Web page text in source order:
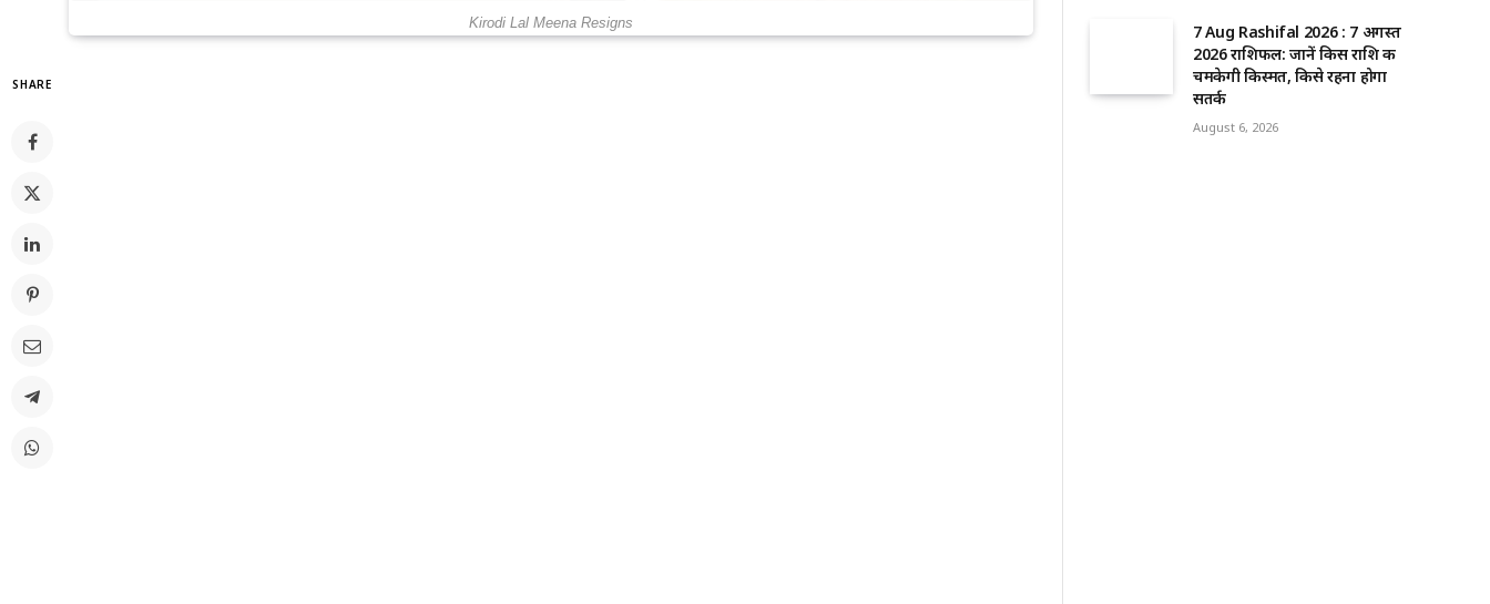
Kirodi Lal Meena Resigns
SHARE
7 Aug Rashifal 2026 : 7 अगस्त
2026 राशिफल: जानें किस राशि की
चमकेगी किस्मत, किसे रहना होगा
सतर्क
August 6, 2026